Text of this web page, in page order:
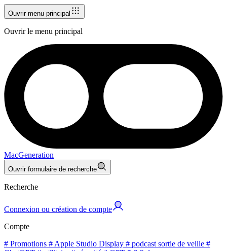
Ouvrir menu principal
Ouvrir le menu principal
MacGeneration
Ouvrir formulaire de recherche
Recherche
Connexion ou création de compte
Compte
# Promotions # Apple Studio Display # podcast sortie de veille #